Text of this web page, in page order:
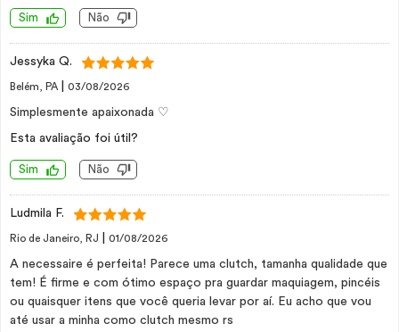
Sim Não
Jessyka Q.
Belém, PA 03/08/2026
Simplesmente apaixonada ♡
Esta avaliação foi útil?
Sim Não
Ludmila F.
Rio de Janeiro, RJ 01/08/2026
A necessaire é perfeita! Parece uma clutch, tamanha qualidade que
tem! É firme e com ótimo espaço pra guardar maquiagem, pincéis
ou quaisquer itens que você queria levar por aí. Eu acho que vou
até usar a minha como clutch mesmo rs